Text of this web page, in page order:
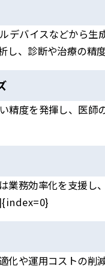
デバイスなどから
、診断や治療の精
精度を発揮し、医
業務効率化を支援し
化や運用コストの